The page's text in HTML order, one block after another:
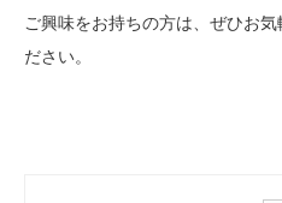
ご興味をお持ちの方は、ぜひお気
ださい。